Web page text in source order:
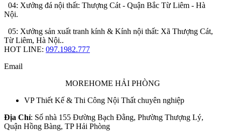
04: Xưởng đá nội thất: Thượng Cát - Quận Bắc Từ Liêm - Hà
Nội.
05: Xưởng sản xuất tranh kính & Kính nội thất: Xã Thượng Cát,
Từ Liêm, Hà Nội..
HOT LINE: 097.1982.777
Email
MOREHOME HẢI PHÒNG
VP Thiết Kế & Thi Công Nội Thất chuyên nghiệp
Địa Chỉ: Số nhà 155 Đường Bạch Đằng, Phường Thượng Lý,
Quận Hồng Bàng, TP Hải Phòng